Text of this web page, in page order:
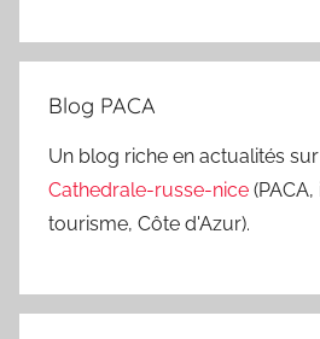
Blog PACA
Un blog riche en actualités
Cathedrale-russe-nice
tourisme, Côte d'Azur).